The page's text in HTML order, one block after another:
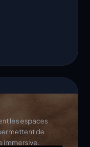
les espaces
de
immersive.